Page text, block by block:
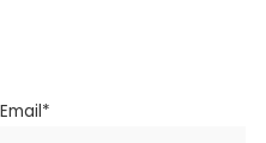
Email*